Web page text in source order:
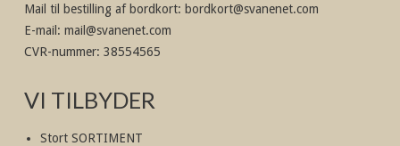
Mail til bestilling af bordkort: bordkort@svanenet.com
E-mail: mail@svanenet.com
CVR-nummer: 38554565
VI TILBYDER
Stort SORTIMENT